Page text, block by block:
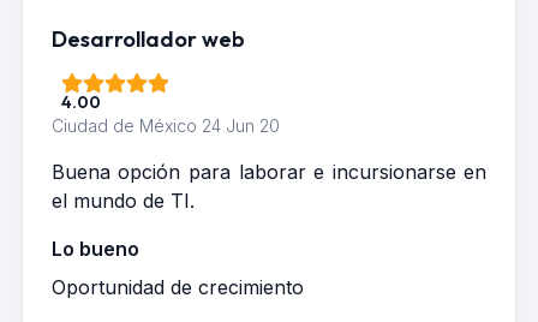
Desarrollador web
4.00
Ciudad de México 24 Jun 20
Buena opción para laborar e incursionarse en
el mundo de TI.
Lo bueno
Oportunidad de crecimiento